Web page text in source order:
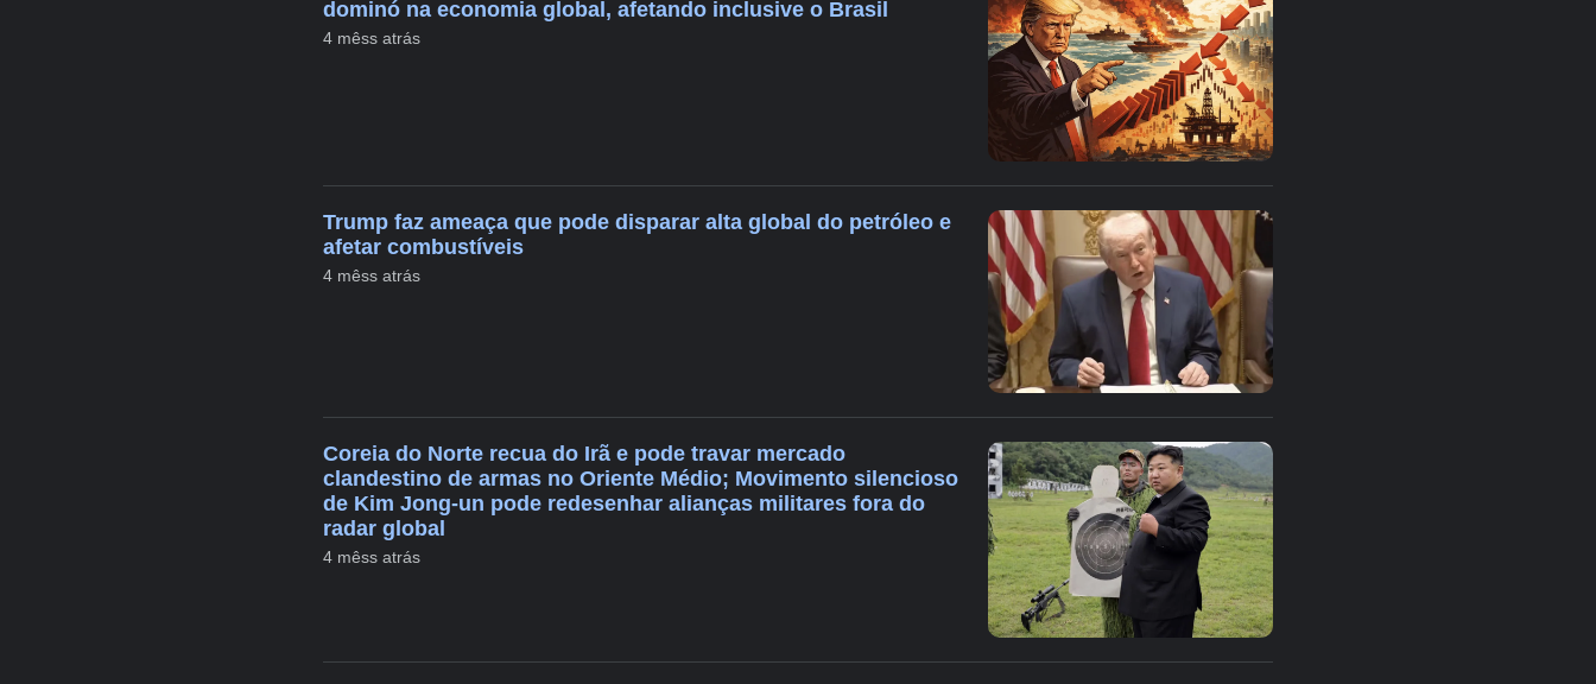
dominó na economia global, afetando inclusive o Brasil
4 mêss atrás
Trump faz ameaça que pode disparar alta global do petróleo e
afetar combustíveis
4 mêss atrás
Coreia do Norte recua do Irã e pode travar mercado
clandestino de armas no Oriente Médio; Movimento silencioso
de Kim Jong-un pode redesenhar alianças militares fora do
radar global
4 mêss atrás